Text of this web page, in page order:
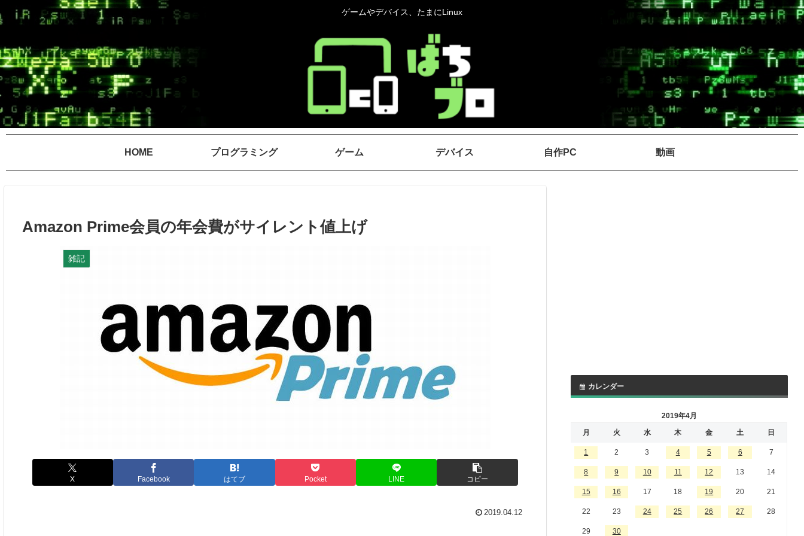
ゲームやデバイス、たまにLinux
HOME プログラミング ゲーム デバイス 自作PC 動画
Amazon Prime会員の年会費がサイレント値上げ
雑記
X Facebook はてブ Pocket LINE コピー
2019.04.12
カレンダー
2019年4月
月
火 水 木 金 土 日
1 2 3 4 5 6 7
8 9 10 11 12 13 14
15 16 17 18 19 20 21
22 23 24 25 26 27 28
29 30